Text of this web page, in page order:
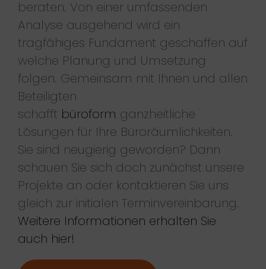
beraten. Von einer umfassenden
Analyse ausgehend wird ein
tragfähiges Fundament geschaffen auf
welche Planung und Umsetzung
folgen. Gemeinsam mit Ihnen und allen
Beteiligten
schafft büroform ganzheitliche
Lösungen für Ihre Büroräumlichkeiten.
Sie sind neugierig geworden? Dann
schauen Sie sich doch zunächst unsere
Projekte an oder kontaktieren Sie uns
gleich zur initialen Terminvereinbarung.
Weitere Informationen erhalten Sie
auch hier!